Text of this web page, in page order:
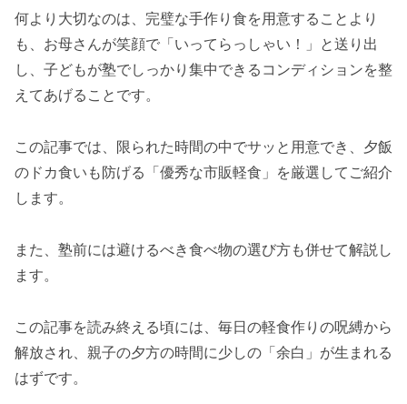
何より大切なのは、完璧な手作り食を用意することより
も、お母さんが笑顔で「いってらっしゃい！」と送り出
し、子どもが塾でしっかり集中できるコンディションを整
えてあげることです。
この記事では、限られた時間の中でサッと用意でき、夕飯
のドカ食いも防げる「優秀な市販軽食」を厳選してご紹介
します。
また、塾前には避けるべき食べ物の選び方も併せて解説し
ます。
この記事を読み終える頃には、毎日の軽食作りの呪縛から
解放され、親子の夕方の時間に少しの「余白」が生まれる
はずです。